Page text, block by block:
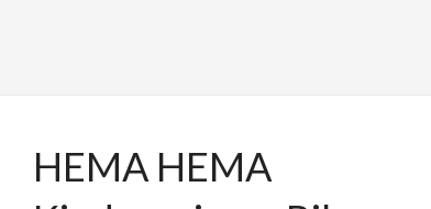
HEMA HEMA